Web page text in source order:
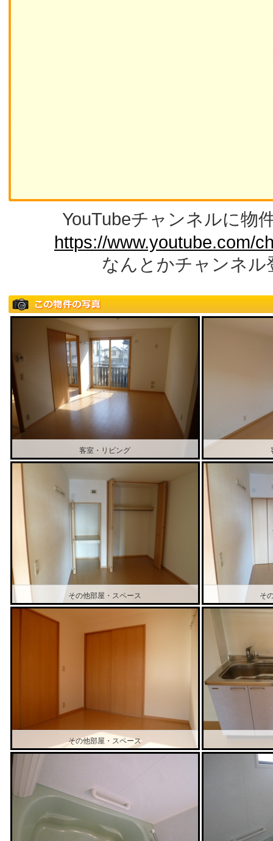
YouTubeチャンネルに物
https://www.youtube.com/
なんとかチャンネル
客室・リビング
その他部屋・スペース そ
その他部屋・スペース